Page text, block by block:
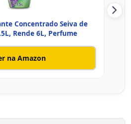
Concentrado Seiva de
Rende 6L, Perfume
na Amazon